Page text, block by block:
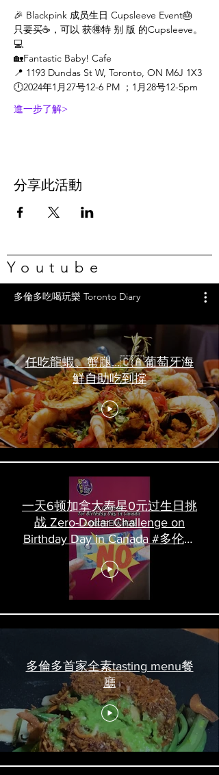
🎉 Blackpink 成员生日 Cupsleeve Event🎂
只要买☕️，可以 获🉐️特 别 版 的Cupsleeve。
💻
🏡Fantastic Baby! Cafe
📍 1193 Dundas St W, Toronto, ON M6J 1X3
🕛2024年1月27号12-6 PM ；1月28号12-5pm
進一步了解>
分享此活動
Youtube
多倫多吃喝玩樂 Toronto Diary
任吃龍蝦、蟹腿…🇨🇦葡萄牙海
鮮自助吃到撐
一天6顿加拿大寿星0元过生日挑
战 Zero-Dollar Challenge on
Birthday Day in Canada #多伦多
吃喝玩乐 #多伦多美食
#torontofood
多倫多首家全素tasting menu餐
廳